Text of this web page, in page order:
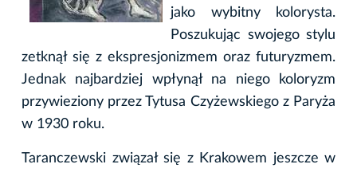
jako wybitny kolorysta.
Poszukując swojego stylu
zetknął się z ekspresjonizmem oraz futuryzmem.
Jednak najbardziej wpłynął na niego koloryzm
przywieziony przez Tytusa Czyżewskiego z Paryża
w 1930 roku.
Taranczewski związał się z Krakowem jeszcze w